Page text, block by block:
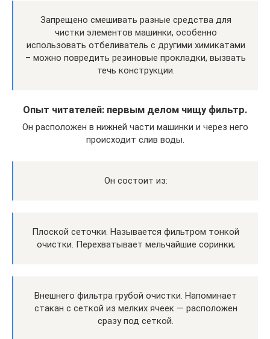
Запрещено смешивать разные средства для
чистки элементов машинки, особенно
использовать отбеливатель с другими химикатами
– можно повредить резиновые прокладки, вызвать
течь конструкции.
Опыт читателей: первым делом чищу фильтр.
Он расположен в нижней части машинки и через него
происходит слив воды.
Он состоит из:
Плоской сеточки. Называется фильтром тонкой
очистки. Перехватывает мельчайшие соринки;
Внешнего фильтра грубой очистки. Напоминает
стакан с сеткой из мелких ячеек — расположен
сразу под сеткой.